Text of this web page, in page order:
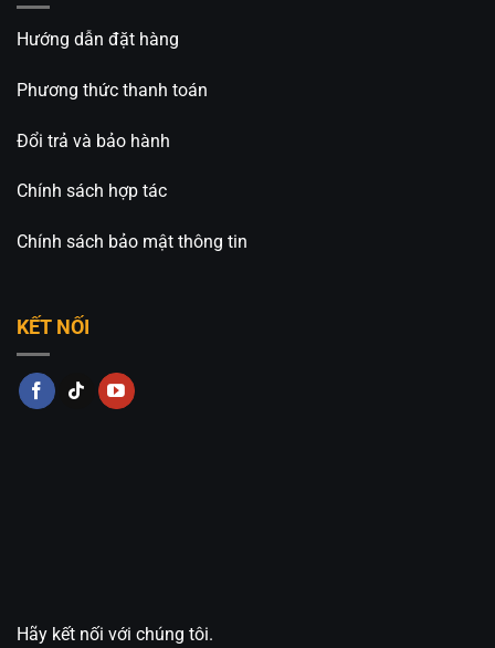
Hồ Chí Minh
Nội
Hotline: 0826.227.227 – 0813.160.160 (Zalo)
Fanpage:Đèn Trang Trí An An Decor
Hướng dẫn đặt hàng
Phương thức thanh toán
Đổi trả và bảo hành
Chính sách hợp tác
Chính sách bảo mật thông tin
KẾT NỐI
Hãy kết nối với chúng tôi.